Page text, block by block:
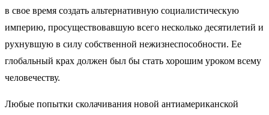
в свое время создать альтернативную социалистическую
империю, просуществовавшую всего несколько десятилетий и
рухнувшую в силу собственной нежизнеспособности. Ее
глобальный крах должен был бы стать хорошим уроком всему
человечеству.
Любые попытки сколачивания новой антиамериканской